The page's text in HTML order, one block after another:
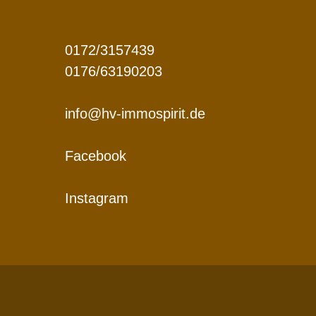
0172/3157439
0176/63190203
info@hv-immospirit.de
Facebook
Instagram